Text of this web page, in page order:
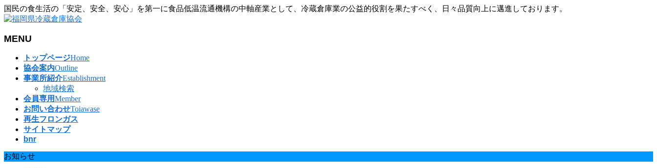
国民の食生活の「安定、安全、安心」を第一に食品低温流通機構の中軸産業として、冷蔵倉庫業の公益的役割を果たすべく、日々品質向上に邁進しております。
MENU
トップページHome
協会案内Outline
事業所紹介Establishment
地域検索
会員専用Member
お問い合わせToiawase
再生フロンガス
サイトマップ
bnr
お知らせ